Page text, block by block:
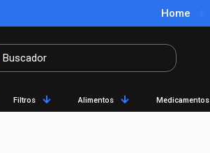
Home
Filtros Alimentos Medicamentos